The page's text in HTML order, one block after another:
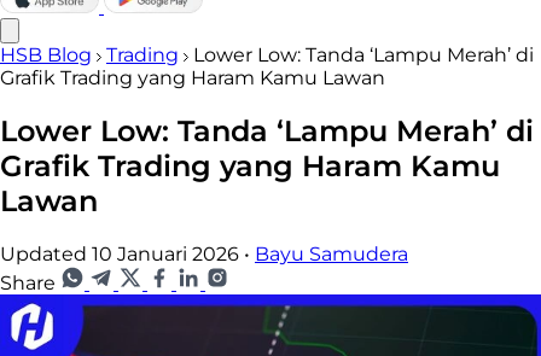
HSB Blog Trading
Lower Low: Tanda ‘Lampu Merah’ di
Grafik Trading yang Haram Kamu Lawan
Lower Low: Tanda ‘Lampu Merah’ di
Grafik Trading yang Haram Kamu
Lawan
Updated 10 Januari 2026 • Bayu Samudera
Share